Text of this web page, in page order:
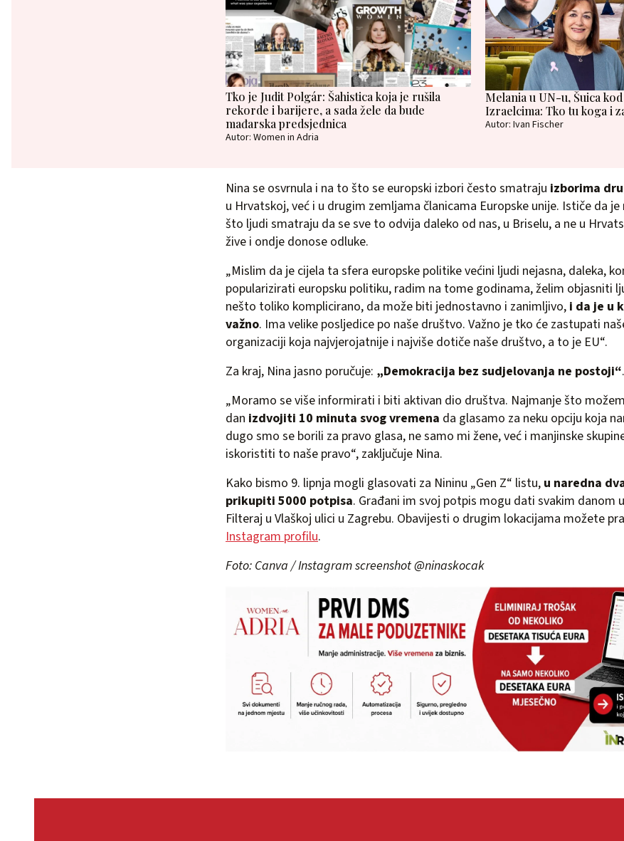
Tko je Judit Polgár: Šahistica koja je rušila
rekorde i barijere, a sada žele da bude
mađarska predsjednica
Autor: Women in Adria
Melania u UN-u, Šuica
Izraelcima: Tko tu koga i
Autor: Ivan Fischer
Nina se osvrnula i na to što se europski izbori često smatraju izborima
u Hrvatskoj, već i u drugim zemljama članicama Europske unije. Ističe da
što ljudi smatraju da se sve to odvija daleko od nas, u Briselu, a ne u
žive i ondje donose odluke.
„Mislim da je cijela ta sfera europske politike većini ljudi nejasna, daleka,
popularizirati europsku politiku, radim na tome godinama, želim objasniti
nešto toliko komplicirano, da može biti jednostavno i zanimljivo, i da je u
važno. Ima velike posljedice po naše društvo. Važno je tko će zastupati
organizaciji koja najvjerojatnije i najviše dotiče naše društvo, a to je EU“.
Za kraj, Nina jasno poručuje: „Demokracija bez sudjelovanja ne postoji“.
„Moramo se više informirati i biti aktivan dio društva. Najmanje što
dan izdvojiti 10 minuta svog vremena da glasamo za neku opciju koja
dugo smo se borili za pravo glasa, ne samo mi žene, već i manjinske
iskoristiti to naše pravo“, zaključuje Nina.
Kako bismo 9. lipnja mogli glasovati za Nininu „Gen Z“ listu, u naredna
prikupiti 5000 potpisa. Građani im svoj potpis mogu dati svakim danom
Filteraj u Vlaškoj ulici u Zagrebu. Obavijesti o drugim lokacijama možete
Instagram profilu.
Foto: Canva / Instagram screenshot @ninaskocak